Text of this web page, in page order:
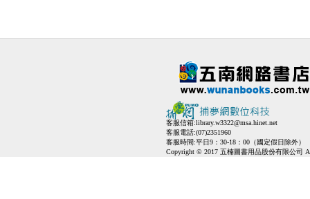
客服信箱:library.w3322@msa.hinet.net
客服電話:(07)2351960
客服時間:平日9：30-18：00（國定假日除外）
Copyright © 2017 五楠圖書用品股份有限公司